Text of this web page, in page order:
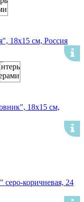
18х15 см, Россия
18х15 см,
серо-коричневая, 24